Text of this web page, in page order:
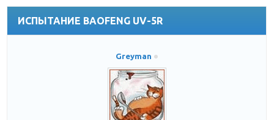
ИСПЫТАНИЕ BAOFENG UV-5R
Greyman